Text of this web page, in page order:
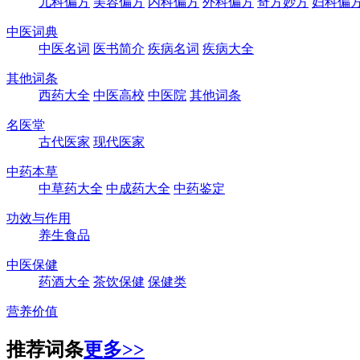
中医词典
中医名词 医书简介 疾病名词 疾病大全
其他词条
西药大全 中医高校 中医院 其他词条
名医堂
古代医家 现代医家
中药本草
中草药大全 中成药大全 中药鉴定
功效与作用
养生食品
中医保健
药酒大全 茶饮保健 保健类
营养价值
推荐词条更多>>